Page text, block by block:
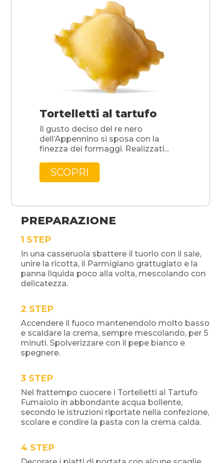
Tortelletti al tartufo
Il gusto deciso del re nero
dell’Appennino si sposa con la
finezza dei formaggi. Realizzati...
SCOPRI
PREPARAZIONE
STEP
In una casseruola sbattere il tuorlo con il sale,
unire la ricotta, il Parmigiano grattugiato e la
panna liquida poco alla volta, mescolando con
delicatezza.
STEP
Accendere il fuoco mantenendolo molto basso
e scaldare la crema, sempre mescolando, per 5
minuti. Spolverizzare con il pepe bianco e
spegnere.
STEP
Nel frattempo cuocere i Tortelletti al Tartufo
Fumaiolo in abbondante acqua bollente,
secondo le istruzioni riportate nella confezione,
scolare e condire la pasta con la crema calda.
STEP